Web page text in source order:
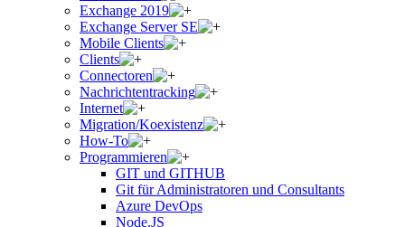
Exchange 2019
Exchange Server SE
Mobile Clients
Clients
Connectoren
Nachrichtentracking
Internet
Migration/Koexistenz
How-To
Programmieren
GIT und GITHUB
Git für Administratoren und Consultants
Azure DevOps
Node.JS